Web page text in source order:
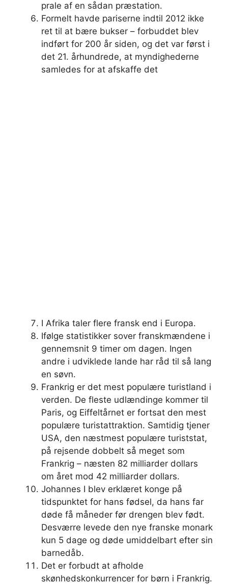
prale af en sådan præstation.
Formelt havde pariserne indtil 2012 ikke
ret til at bære bukser – forbuddet blev
indført for 200 år siden, og det var først i
det 21. århundrede, at myndighederne
samledes for at afskaffe det
I Afrika taler flere fransk end i Europa.
Ifølge statistikker sover franskmændene i
gennemsnit 9 timer om dagen. Ingen
andre i udviklede lande har råd til så lang
en søvn.
Frankrig er det mest populære turistland i
verden. De fleste udlændinge kommer til
Paris, og Eiffeltårnet er fortsat den mest
populære turistattraktion. Samtidig tjener
USA, den næstmest populære turiststat,
på rejsende dobbelt så meget som
Frankrig – næsten 82 milliarder dollars
om året mod 42 milliarder dollars.
Johannes I blev erklæret konge på
tidspunktet for hans fødsel, da hans far
døde få måneder før drengen blev født.
Desværre levede den nye franske monark
kun 5 dage og døde umiddelbart efter sin
barnedåb.
Det er forbudt at afholde
skønhedskonkurrencer for børn i Frankrig.